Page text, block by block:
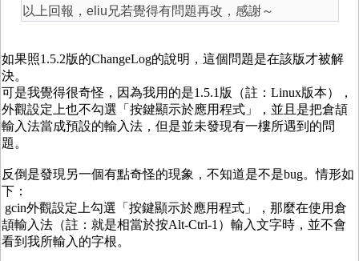
以上回報，eliu兄若覺得有問題再改，感謝～
如果照1.5.2版的ChangeLog的說明，這個問題是在該版才被解
決。
可是我覺得很奇怪，因為我用的是1.5.1版（註：Linux版本），
外觀設定上也不勾選「按鍵顯示於應用程式」，並且是把倉頡
輸入法當成預設的輸入法，但是並未發現有一樓所遇到的問
題。
反倒是發現另一個有點奇怪的現象，不知道是不是bug。情形如
下：
gcin外觀設定上勾選「按鍵顯示於應用程式」，那麼在使用倉
頡輸入法（註：就是相當於按Alt-Ctrl-1）輸入文字時，並不會
看到我所輸入的字根。